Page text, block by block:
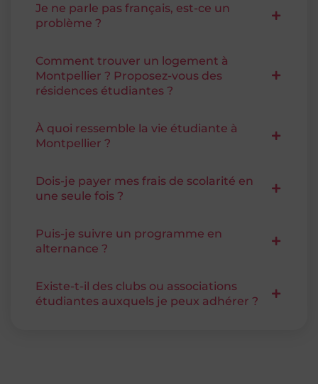
Je ne parle pas français, est-ce un
problème ?
Comment trouver un logement à
Montpellier ? Proposez-vous des
résidences étudiantes ?
À quoi ressemble la vie étudiante à
Montpellier ?
Dois-je payer mes frais de scolarité en
une seule fois ?
Puis-je suivre un programme en
alternance ?
Existe-t-il des clubs ou associations
étudiantes auxquels je peux adhérer ?